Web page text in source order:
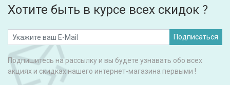
Хотите быть в курсе всех скидок ?
Подписаться
Подпишитесь на рассылку и вы будете узнавать обо всех
акциях и скидках нашего интернет-магазина первыми !